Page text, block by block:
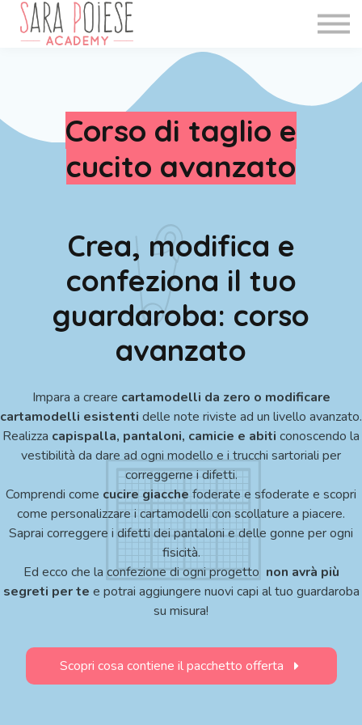
BLOG
Accedi
Registrati
Corso di taglio e
cucito avanzato
Crea, modifica e
confeziona il tuo
guardaroba: corso
avanzato
Impara a creare cartamodelli da zero o modificare
cartamodelli esistenti delle note riviste ad un livello avanzato.
Realizza capispalla, pantaloni, camicie e abiti conoscendo la
vestibilità da dare ad ogni modello e i trucchi sartoriali per
correggerne i difetti.
Comprendi come cucire giacche foderate e sfoderate e scopri
come personalizzare i cartamodelli con scollature a piacere.
Saprai correggere i difetti dei pantalonie delle gonne per ogni
fisicità.
Ed ecco che la confezione di ogni progetto non avrà più
segreti per te e potrai aggiungere nuovi capi al tuo guardaroba
su misura!
Scopri cosa contiene il pacchetto offerta